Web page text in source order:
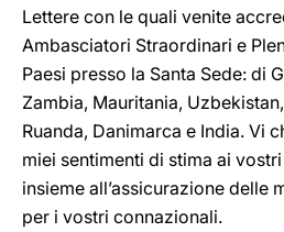
Lettere con le quali venite
Ambasciatori Straordinari e
Paesi presso la Santa Sede: di
Zambia, Mauritania,
Ruanda, Danimarca e India. Vi
miei sentimenti di stima ai
insieme all’assicurazione delle
per i vostri connazionali.